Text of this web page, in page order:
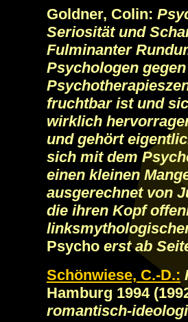
Goldner, Colin:
Seriosität und
Fulminanter
Psychologen
fruchtbar ist und
wirklich
und gehört
sich mit dem
einen kleinen
ausgerechnet von
die ihren Kopf
Psycho erst ab
Schönwiese, C.-D.:
Hamburg 1994
romantisch-